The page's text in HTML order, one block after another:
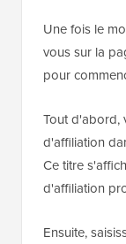
Une fois le
vous sur la
pour
Tout d'abord,
d'affiliation
Ce titre
d'affiliation
Ensuite,